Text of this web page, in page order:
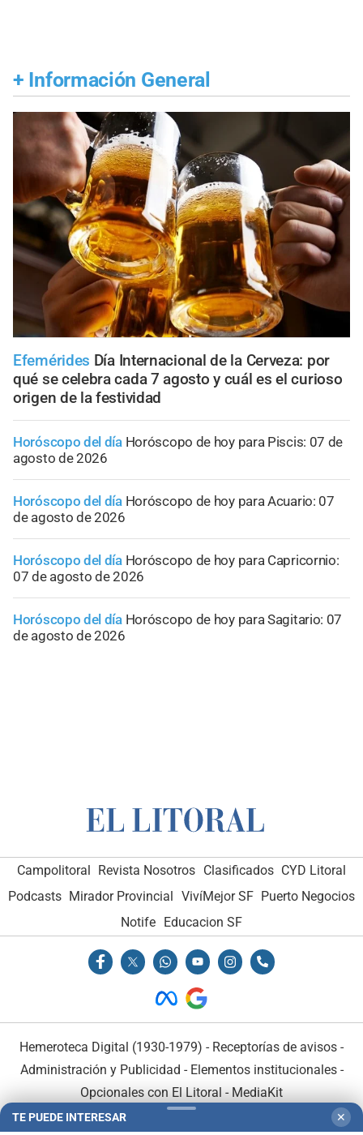
+ Información General
Efemérides Día Internacional de la Cerveza: por
qué se celebra cada 7 agosto y cuál es el curioso
origen de la festividad
Horóscopo del día Horóscopo de hoy para Piscis: 07 de
agosto de 2026
Horóscopo del día Horóscopo de hoy para Acuario: 07
de agosto de 2026
Horóscopo del día Horóscopo de hoy para Capricornio:
07 de agosto de 2026
Horóscopo del día Horóscopo de hoy para Sagitario: 07
de agosto de 2026
Campolitoral Revista Nosotros Clasificados CYD Litoral
Podcasts Mirador Provincial VivíMejor SF Puerto Negocios
Notife Educacion SF
Hemeroteca Digital (1930-1979) - Receptorías de avisos -
Administración y Publicidad - Elementos institucionales-
Opcionales con El Litoral - MediaKit
TE PUEDE INTERESAR ✕